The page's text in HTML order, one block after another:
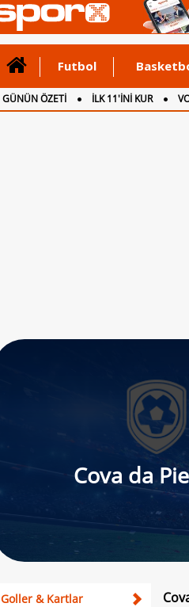
Futbol
GÜNÜN ÖZETİ İLK 11'İNİ KUR
CANLI ANLATIM
İNGİLTERE
Cova da
Goller & Kartlar